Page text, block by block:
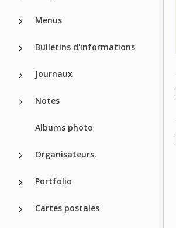
Menus
Bulletins d'informations
Journaux
Notes
Albums photo
Organisateurs.
Portfolio
Cartes postales